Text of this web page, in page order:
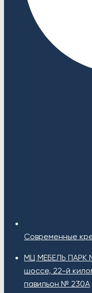
Современные
МЦ МЕБЕЛЬ ПАРК
шоссе, 22-й
павильон № 230А